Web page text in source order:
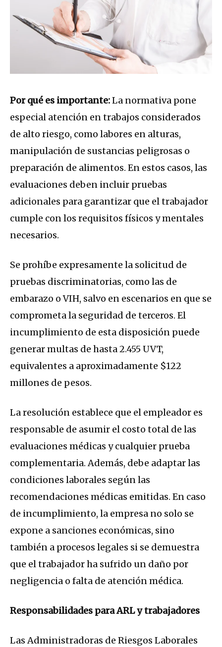
Por qué es importante:La normativa pone
especial atención en trabajos considerados
de alto riesgo, como labores en alturas,
manipulación de sustancias peligrosas o
preparación de alimentos. En estos casos, las
evaluaciones deben incluir pruebas
adicionales para garantizar que el trabajador
cumple con los requisitos físicos y mentales
necesarios.
Se prohíbe expresamente la solicitud de
pruebas discriminatorias, como las de
embarazo o VIH, salvo en escenarios en que se
comprometa la seguridad de terceros. El
incumplimiento de esta disposición puede
generar multas de hasta 2.455 UVT,
equivalentes a aproximadamente $122
millones de pesos.
La resolución establece que el empleador es
responsable de asumir el costo total de las
evaluaciones médicas y cualquier prueba
complementaria. Además, debe adaptar las
condiciones laborales según las
recomendaciones médicas emitidas. En caso
de incumplimiento, la empresa no solo se
expone a sanciones económicas, sino
también a procesos legales si se demuestra
que el trabajador ha sufrido un daño por
negligencia o falta de atención médica.
Responsabilidades para ARL y trabajadores
Las Administradoras de Riesgos Laborales